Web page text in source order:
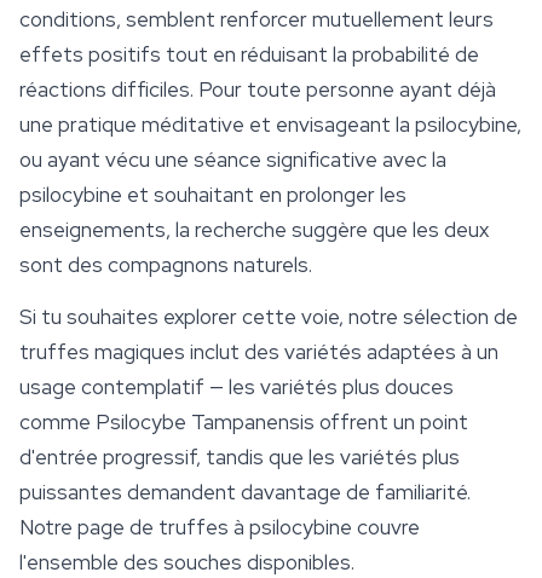
conditions, semblent renforcer mutuellement leurs
effets positifs tout en réduisant la probabilité de
réactions difficiles. Pour toute personne ayant déjà
une pratique méditative et envisageant la psilocybine,
ou ayant vécu une séance significative avec la
psilocybine et souhaitant en prolonger les
enseignements, la recherche suggère que les deux
sont des compagnons naturels.
Si tu souhaites explorer cette voie, notre sélection de
truffes magiques inclut des variétés adaptées à un
usage contemplatif — les variétés plus douces
comme Psilocybe Tampanensis offrent un point
d'entrée progressif, tandis que les variétés plus
puissantes demandent davantage de familiarité.
Notre page de truffes à psilocybine couvre
l'ensemble des souches disponibles.